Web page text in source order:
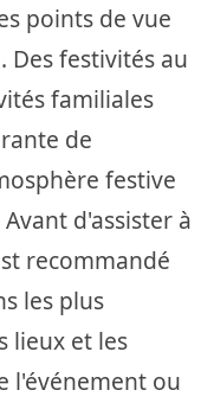
points de vue
Des festivités au
familiales
de
festive
d'assister à
recommandé
les plus
lieux et les
l'événement ou